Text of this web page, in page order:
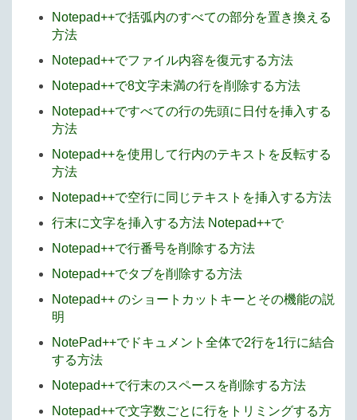
Notepad++で括弧内のすべての部分を置き換える
方法
Notepad++でファイル内容を復元する方法
Notepad++で8文字未満の行を削除する方法
Notepad++ですべての行の先頭に日付を挿入する
方法
Notepad++を使用して行内のテキストを反転する
方法
Notepad++で空行に同じテキストを挿入する方法
行末に文字を挿入する方法 Notepad++で
Notepad++で行番号を削除する方法
Notepad++でタブを削除する方法
Notepad++ のショートカットキーとその機能の説
明
NotePad++でドキュメント全体で2行を1行に結合
する方法
Notepad++で行末のスペースを削除する方法
Notepad++で文字数ごとに行をトリミングする方